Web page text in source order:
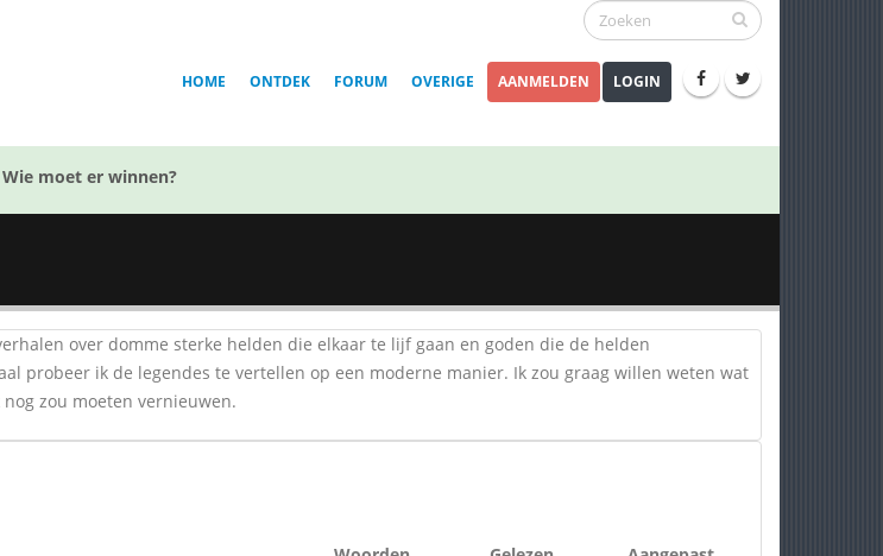
HOME ONTDEK FORUM OVERIGE AANMELDEN LOGIN
moet er winnen?
over domme sterke helden die elkaar te lijf gaan en goden die de helden
probeer ik de legendes te vertellen op een moderne manier. Ik zou graag willen weten wat
zou moeten vernieuwen.